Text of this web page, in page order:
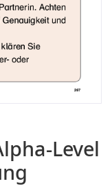
Level